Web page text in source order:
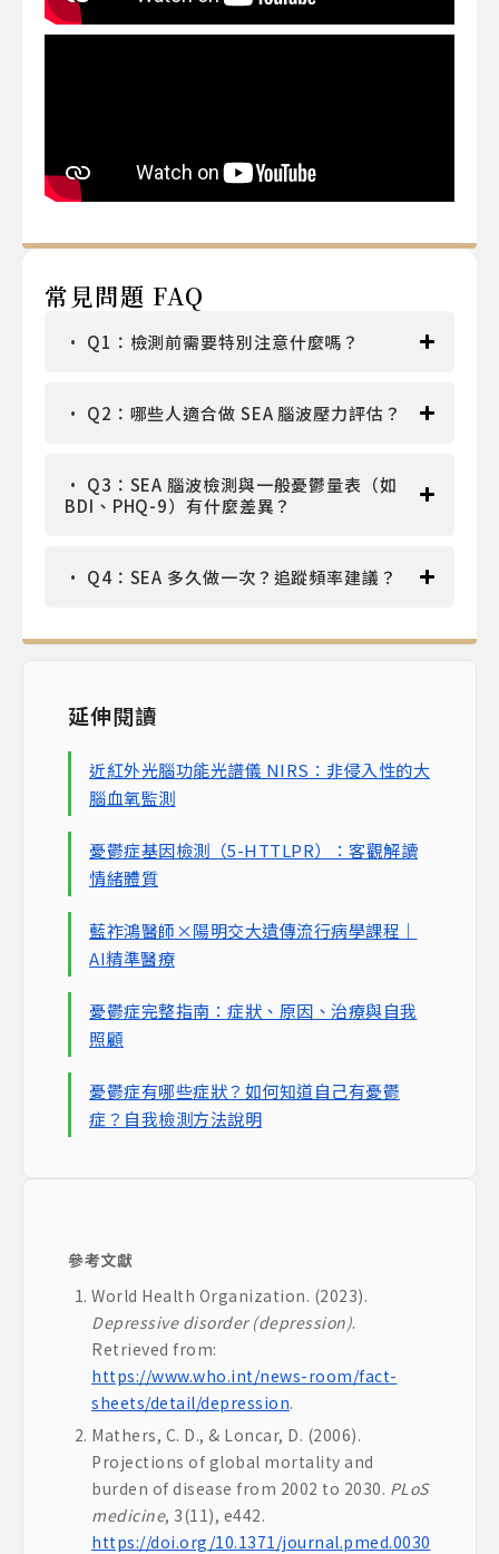
常見問題 FAQ
Q1：檢測前需要特別注意什麼嗎？
Q2：哪些人適合做 SEA 腦波壓力評估？
Q3：SEA 腦波檢測與一般憂鬱量表（如
BDI、PHQ-9）有什麼差異？
Q4：SEA 多久做一次？追蹤頻率建議？
延伸閱讀
近紅外光腦功能光譜儀 NIRS：非侵入性的大
腦血氧監測
憂鬱症基因檢測（5-HTTLPR）：客觀解讀
情緒體質
藍祚鴻醫師×陽明交大遺傳流行病學課程｜
AI精準醫療
憂鬱症完整指南：症狀、原因、治療與自我
照顧
憂鬱症有哪些症狀？如何知道自己有憂鬱
症？自我檢測方法說明
參考文獻
World Health Organization. (2023).
Depressive disorder (depression).
Retrieved from:
https://www.who.int/news-room/fact-
sheets/detail/depression.
Mathers, C. D., & Loncar, D. (2006).
Projections of global mortality and
burden of disease from 2002 to 2030. PLoS
medicine, 3(11), e442.
https://doi.org/10.1371/journal.pmed.0030